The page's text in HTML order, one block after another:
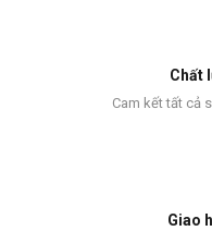
Chất
Cam kết tất cả
Giao